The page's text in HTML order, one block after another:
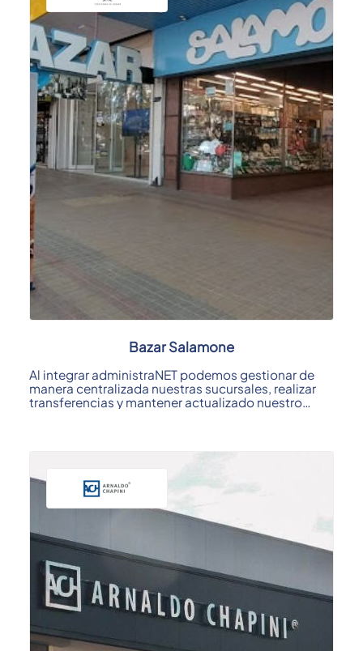
Bazar Salamone
Al integrar administraNET podemos gestionar de
manera centralizada nuestras sucursales, realizar
transferencias y mantener actualizado nuestro